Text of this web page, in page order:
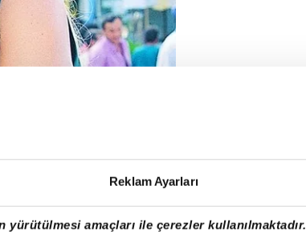
Reklam Ayarları
amaçları ile çerezler kullanılmaktadır.